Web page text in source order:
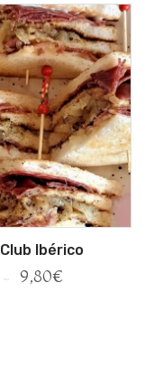
Club Ibérico
9,80€